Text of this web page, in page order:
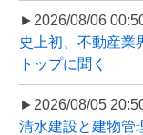
►2026/08/06
史上初、不動産業
トップに聞く
►2026/08/05
清水建設と建物管